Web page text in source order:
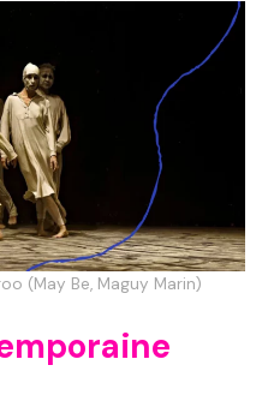
(May Be, Maguy Marin)